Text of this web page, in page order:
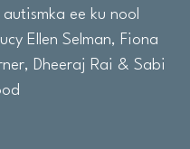
ee ku nool
Ellen Selman, Fiona
Dheeraj Rai & Sabi